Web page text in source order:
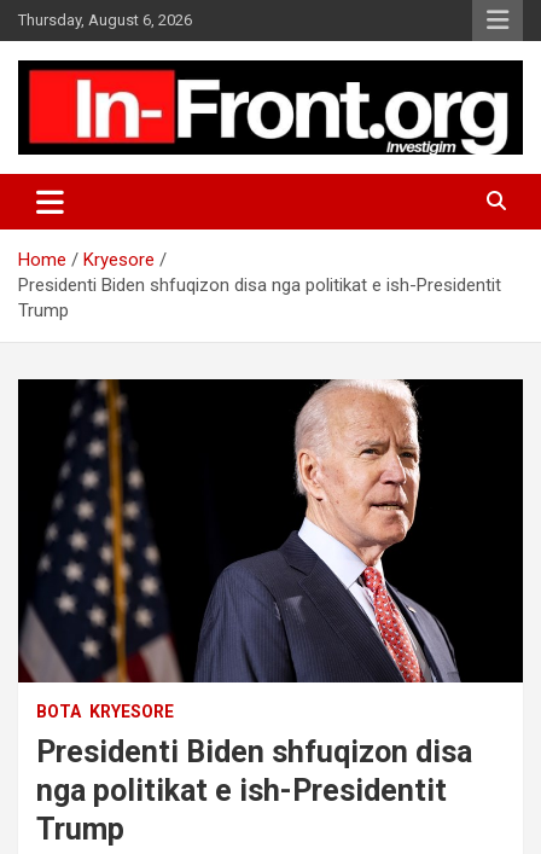
k
Thursday, August 6, 2026
Home
Kryesore
Presidenti Biden shfuqizon disa nga politikat e ish-Presidentit
Trump
BOTA KRYESORE
Presidenti Biden shfuqizon disa
nga politikat e ish-Presidentit
Trump